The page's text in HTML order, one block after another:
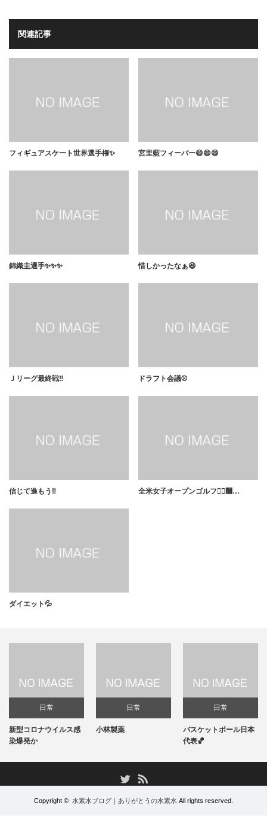
関連記事
フィギュアスケート世界選手権✨ 宮里藍フィーバー😄😄😄
錦織圭選手✨✨✨ 惜しかったなぁ😆
Ｊリーグ最終戦‼️ ドラフト会議⚾️
信じて進もう‼️ 全米女子オープンゴルフ🏌️‍♀࿠…
ダイエット💦
日常
新型コロナウイルス感
染爆発か
日常
小林製薬
日常
バスケットボール日本
代表🏀
Twitter
Copyright © 水素水ブログ｜ありがとうの水素水 All rights reserved.